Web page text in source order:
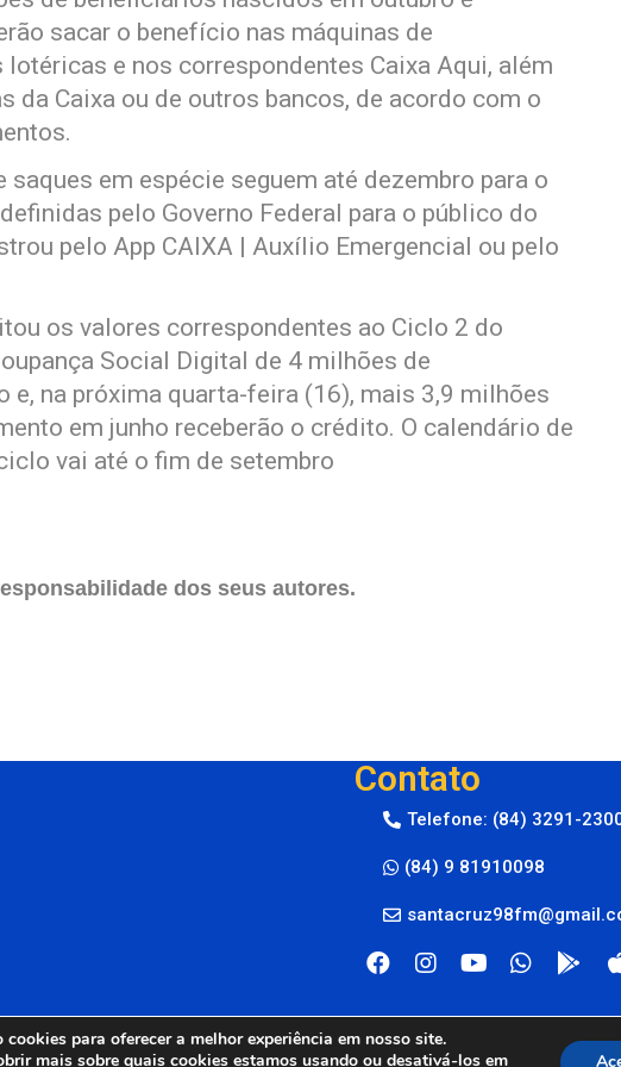
sacar o benefício nas máquinas de
e nos correspondentes Caixa Aqui, além
da Caixa ou de outros bancos, de acordo com o
em espécie seguem até dezembro para o
pelo Governo Federal para o público do
pelo App CAIXA | Auxílio Emergencial ou pelo
os valores correspondentes ao Ciclo 2 do
Social Digital de 4 milhões de
na próxima quarta-feira (16), mais 3,9 milhões
em junho receberão o crédito. O calendário de
vai até o fim de setembro
dos seus autores.
Contato
Telefone: (84) 3291-
(84) 9 81910098
cookies para oferecer a melhor experiência em nosso site.
mais sobre quais cookies estamos usando ou desativá-los em